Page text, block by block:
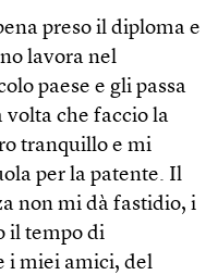
preso il diploma e
lavora nel
paese e gli passa
che faccio la
tranquillo e mi
per la patente. Il
non mi dà fastidio, i
il tempo di
i miei amici, del